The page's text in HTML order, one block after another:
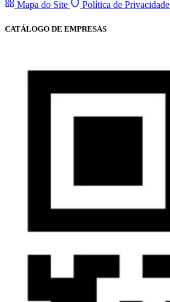
Mapa do Site
Política de Privacidade
CATÁLOGO DE EMPRESAS